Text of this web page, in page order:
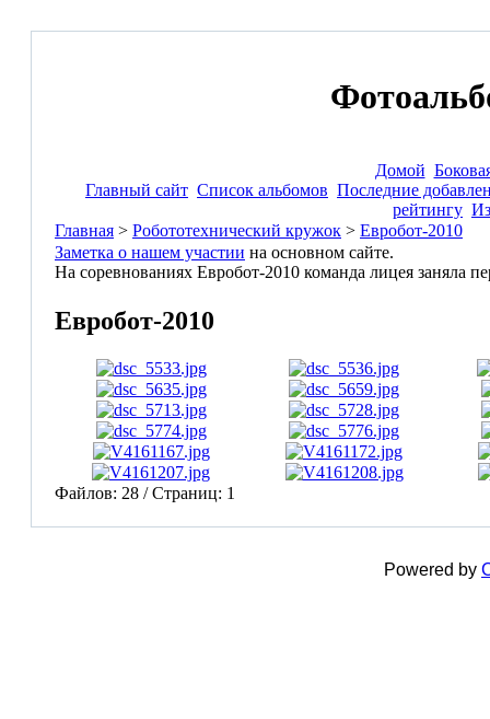
Домой
Главный сайт Список альбомов Последние
рейтингу
Главная > Робототехнический кружок > Евробот-2010
Заметка о нашем участии на основном сайте.
На соревнованиях Евробот-2010 команда лицея заняла
Евробот-2010
Файлов: 28 / Страниц: 1
Powered by